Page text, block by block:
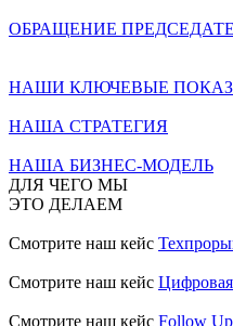
ОБРАЩЕНИЕ
НАШИ КЛЮЧЕВЫЕ
НАША СТРАТЕГИЯ
НАША БИЗНЕС-МОДЕЛЬ
ДЛЯ ЧЕГО МЫ
ЭТО ДЕЛАЕМ
Смотрите наш кейс
Смотрите наш кейс Цифровая
Смотрите наш кейс Follow